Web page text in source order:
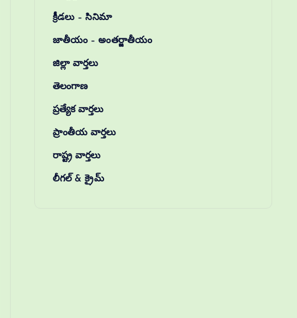
క్రీడలు – సినిమా
జాతీయం – అంతర్జాతీయం
జిల్లా వార్తలు
తెలంగాణ
ప్రత్యేక వార్తలు
ప్రాంతీయ వార్తలు
రాష్ట్ర వార్తలు
లీగల్ & క్రైమ్